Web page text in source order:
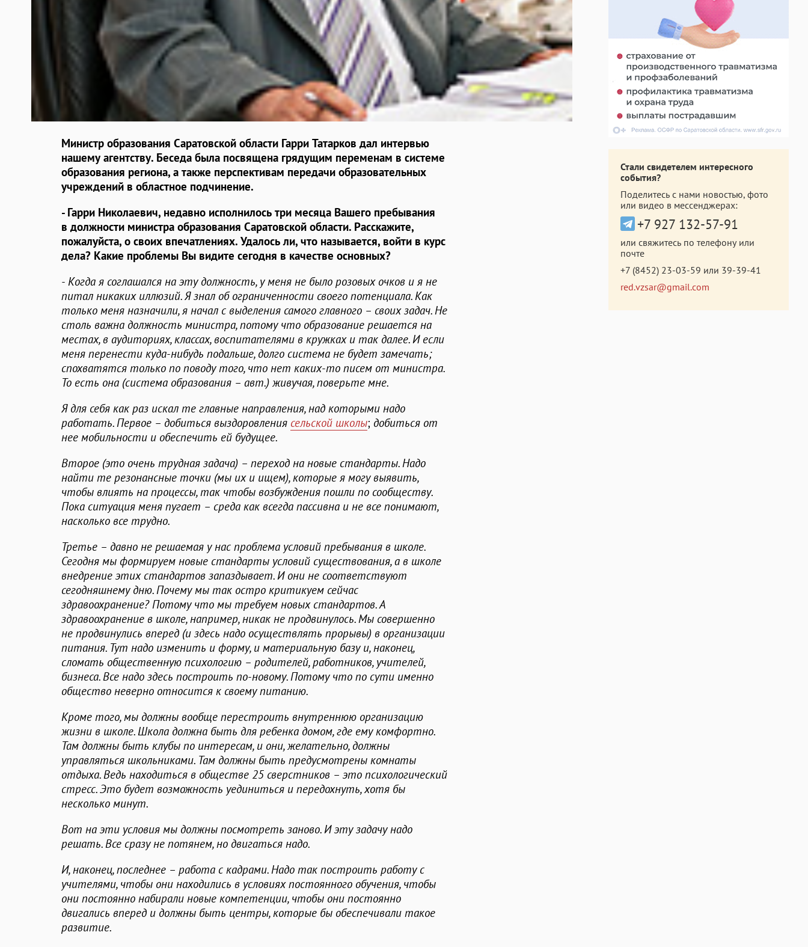
Министр образования Саратовской области Гарри Татарков дал интервью
нашему агентству. Беседа была посвящена грядущим переменам в системе
образования региона, а также перспективам передачи образовательных
учреждений в областное подчинение.
- Гарри Николаевич, недавно исполнилось три месяца Вашего пребывания
в должности министра образования Саратовской области. Расскажите,
пожалуйста, о своих впечатлениях. Удалось ли, что называется, войти в курс
дела? Какие проблемы Вы видите сегодня в качестве основных?
- Когда я соглашался на эту должность, у меня не было розовых очков и я не
питал никаких иллюзий. Я знал об ограниченности своего потенциала. Как
только меня назначили, я начал с выделения самого главного – своих задач. Не
столь важна должность министра, потому что образование решается на
местах, в аудиториях, классах, воспитателями в кружках и так далее. И если
меня перенести куда-нибудь подальше, долго система не будет замечать;
спохватятся только по поводу того, что нет каких-то писем от министра.
То есть она (система образования – авт.) живучая, поверьте мне.
Я для себя как раз искал те главные направления, над которыми надо
работать. Первое – добиться выздоровления сельской школы; добиться от
нее мобильности и обеспечить ей будущее.
Второе (это очень трудная задача) – переход на новые стандарты. Надо
найти те резонансные точки (мы их и ищем), которые я могу выявить,
чтобы влиять на процессы, так чтобы возбуждения пошли по сообществу.
Пока ситуация меня пугает – среда как всегда пассивна и не все понимают,
насколько все трудно.
Третье – давно не решаемая у нас проблема условий пребывания в школе.
Сегодня мы формируем новые стандарты условий существования, а в школе
внедрение этих стандартов запаздывает. И они не соответствуют
сегодняшнему дню. Почему мы так остро критикуем сейчас
здравоохранение? Потому что мы требуем новых стандартов. А
здравоохранение в школе, например, никак не продвинулось. Мы совершенно
не продвинулись вперед (и здесь надо осуществлять прорывы) в организации
питания. Тут надо изменить и форму, и материальную базу и, наконец,
сломать общественную психологию – родителей, работников, учителей,
бизнеса. Все надо здесь построить по-новому. Потому что по сути именно
общество неверно относится к своему питанию.
Кроме того, мы должны вообще перестроить внутреннюю организацию
жизни в школе. Школа должна быть для ребенка домом, где ему комфортно.
Там должны быть клубы по интересам, и они, желательно, должны
управляться школьниками. Там должны быть предусмотрены комнаты
отдыха. Ведь находиться в обществе 25 сверстников – это психологический
стресс. Это будет возможность уединиться и передохнуть, хотя бы
несколько минут.
Вот на эти условия мы должны посмотреть заново. И эту задачу надо
решать. Все сразу не потянем, но двигаться надо.
И, наконец, последнее – работа с кадрами. Надо так построить работу с
учителями, чтобы они находились в условиях постоянного обучения, чтобы
они постоянно набирали новые компетенции, чтобы они постоянно
двигались вперед и должны быть центры, которые бы обеспечивали такое
развитие.
Стали свидетелем интересного
события?
Поделитесь с нами новостью, фото
или видео в мессенджерах:
+7 927 132-57-91
или свяжитесь по телефону или
почте
+7 (8452) 23-03-59 или 39-39-41
red.vzsar@gmail.com